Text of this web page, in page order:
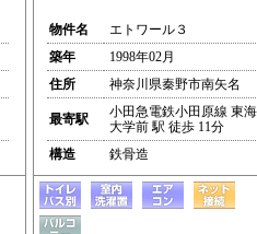
物件名
エトワール３
築年
1998年02月
住所
神奈川県秦野市南矢名
最寄駅
小田急電鉄小田原線 東海
大学前 駅 徒歩 11分
構造
鉄骨造